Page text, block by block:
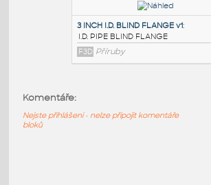
6 INCH I.D. BLIND FLANGE v1
I.D. PIPE BLIND FLANGE
F3D Příruby
Příruby
Komentáře:
Nejste přihlášeni - nelze připojit komentáře
bloků